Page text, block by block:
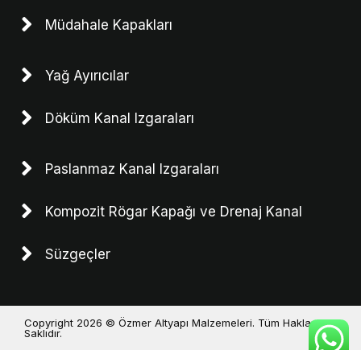
Müdahale Kapakları
Yağ Ayırıcılar
Döküm Kanal Izgaraları
Paslanmaz Kanal Izgaraları
Kompozit Rögar Kapağı ve Drenaj Kanal
Süzgeçler
Copyright 2026 © Özmer Altyapı Malzemeleri. Tüm Hakları
Saklıdır.